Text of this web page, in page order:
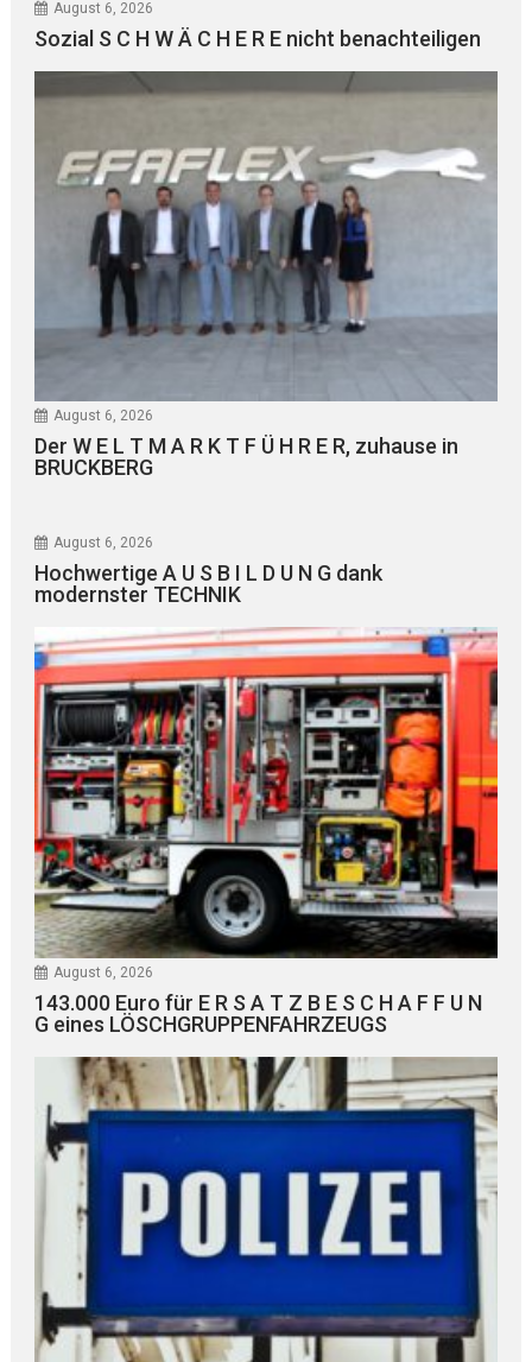
August 6, 2026
Sozial S C H W Ä C H E R E nicht benachteiligen
August 6, 2026
Der W E L T M A R K T F Ü H R E R, zuhause in
BRUCKBERG
August 6, 2026
Hochwertige A U S B I L D U N G dank
modernster TECHNIK
August 6, 2026
143.000 Euro für E R S A T Z B E S C H A F F U N
G eines LÖSCHGRUPPENFAHRZEUGS